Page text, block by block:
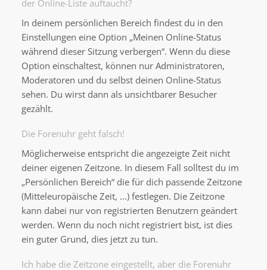
der Online-Liste auftaucht?
In deinem persönlichen Bereich findest du in den
Einstellungen eine Option „Meinen Online-Status
während dieser Sitzung verbergen“. Wenn du diese
Option einschaltest, können nur Administratoren,
Moderatoren und du selbst deinen Online-Status
sehen. Du wirst dann als unsichtbarer Besucher
gezählt.
Die Forenuhr geht falsch!
Möglicherweise entspricht die angezeigte Zeit nicht
deiner eigenen Zeitzone. In diesem Fall solltest du im
„Persönlichen Bereich“ die für dich passende Zeitzone
(Mitteleuropäische Zeit, ...) festlegen. Die Zeitzone
kann dabei nur von registrierten Benutzern geändert
werden. Wenn du noch nicht registriert bist, ist dies
ein guter Grund, dies jetzt zu tun.
Ich habe die Zeitzone eingestellt, aber die Forenuhr